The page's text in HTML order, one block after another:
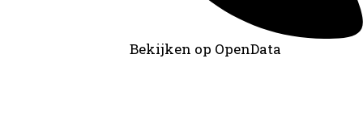
Bekijken op OpenData